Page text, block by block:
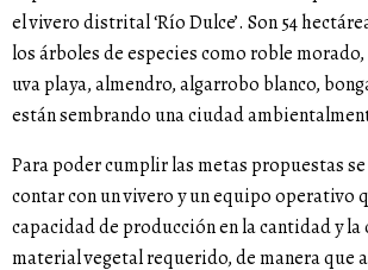
el vivero distrital ‘Río Dulce’. Son 54
los árboles de especies como roble
uva playa, almendro, algarrobo blanco,
están sembrando una ciudad
Para poder cumplir las metas propuestas
contar con un vivero y un equipo operativo
capacidad de producción en la cantidad y la
material vegetal requerido, de manera que